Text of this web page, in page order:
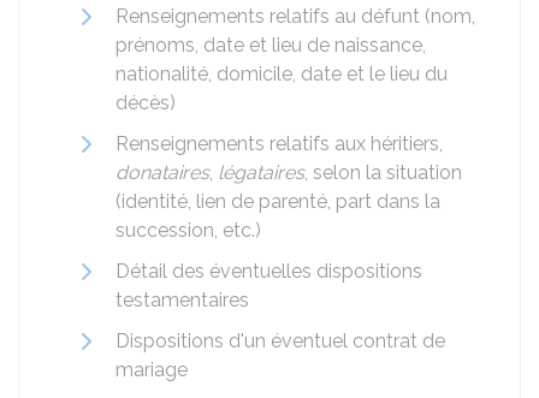
Renseignements relatifs au défunt (nom,
prénoms, date et lieu de naissance,
nationalité, domicile, date et le lieu du
décès)
Renseignements relatifs aux héritiers,
donataires, légataires, selon la situation
(identité, lien de parenté, part dans la
succession, etc.)
Détail des éventuelles dispositions
testamentaires
Dispositions d'un éventuel contrat de
mariage